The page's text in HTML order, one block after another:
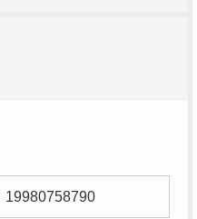
19980758790